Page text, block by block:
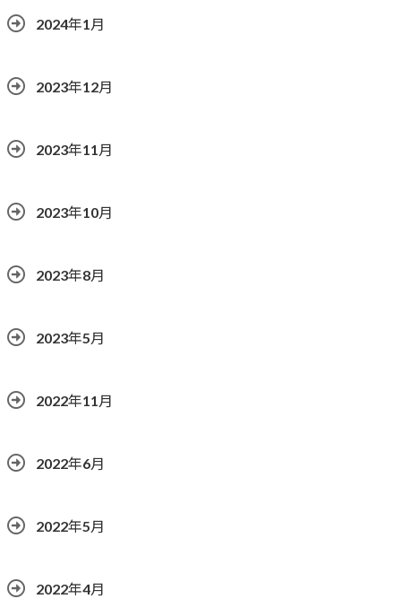
2024年1月
2023年12月
2023年11月
2023年10月
2023年8月
2023年5月
2022年11月
2022年6月
2022年5月
2022年4月